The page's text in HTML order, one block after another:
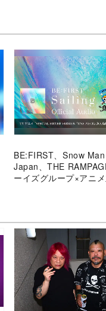
BE:FIRST、Snow
Japan、THE
ーイズグループ×アニ